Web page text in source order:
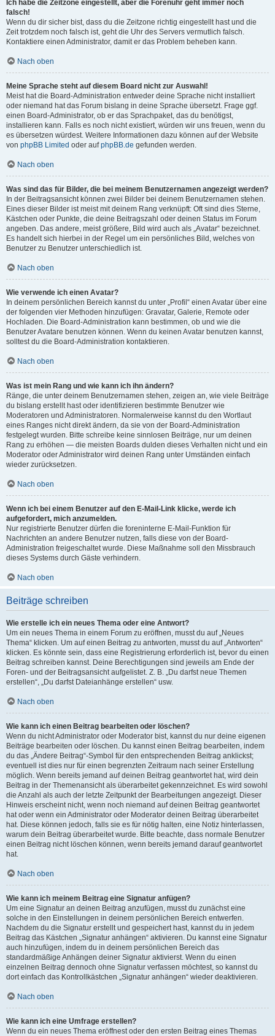
Ich habe die Zeitzone eingestellt, aber die Forenuhr geht immer noch
falsch!
Wenn du dir sicher bist, dass du die Zeitzone richtig eingestellt hast und die
Zeit trotzdem noch falsch ist, geht die Uhr des Servers vermutlich falsch.
Kontaktiere einen Administrator, damit er das Problem beheben kann.
Nach oben
Meine Sprache steht auf diesem Board nicht zur Auswahl!
Meist hat die Board-Administration entweder deine Sprache nicht installiert
oder niemand hat das Forum bislang in deine Sprache übersetzt. Frage ggf.
einen Board-Administrator, ob er das Sprachpaket, das du benötigst,
installieren kann. Falls es noch nicht existiert, würden wir uns freuen, wenn du
es übersetzen würdest. Weitere Informationen dazu können auf der Website
von phpBB Limited oder aufphpBB.de gefunden werden.
Nach oben
Was sind das für Bilder, die bei meinem Benutzernamen angezeigt werden?
In der Beitragsansicht können zwei Bilder bei deinem Benutzernamen stehen.
Eines dieser Bilder ist meist mit deinem Rang verknüpft: Oft sind dies Sterne,
Kästchen oder Punkte, die deine Beitragszahl oder deinen Status im Forum
angeben. Das andere, meist größere, Bild wird auch als „Avatar“ bezeichnet.
Es handelt sich hierbei in der Regel um ein persönliches Bild, welches von
Benutzer zu Benutzer unterschiedlich ist.
Nach oben
Wie verwende ich einen Avatar?
In deinem persönlichen Bereich kannst du unter „Profil“ einen Avatar über eine
der folgenden vier Methoden hinzufügen: Gravatar, Galerie, Remote oder
Hochladen. Die Board-Administration kann bestimmen, ob und wie die
Benutzer Avatare benutzen können. Wenn du keinen Avatar benutzen kannst,
solltest du die Board-Administration kontaktieren.
Nach oben
Was ist mein Rang und wie kann ich ihn ändern?
Ränge, die unter deinem Benutzernamen stehen, zeigen an, wie viele Beiträge
du bislang erstellt hast oder identifizieren bestimmte Benutzer wie
Moderatoren und Administratoren. Normalerweise kannst du den Wortlaut
eines Ranges nicht direkt ändern, da sie von der Board-Administration
festgelegt wurden. Bitte schreibe keine sinnlosen Beiträge, nur um deinen
Rang zu erhöhen — die meisten Boards dulden dieses Verhalten nicht und ein
Moderator oder Administrator wird deinen Rang unter Umständen einfach
wieder zurücksetzen.
Nach oben
Wenn ich bei einem Benutzer auf den E-Mail-Link klicke, werde ich
aufgefordert, mich anzumelden.
Nur registrierte Benutzer dürfen die foreninterne E-Mail-Funktion für
Nachrichten an andere Benutzer nutzen, falls diese von der Board-
Administration freigeschaltet wurde. Diese Maßnahme soll den Missbrauch
dieses Systems durch Gäste verhindern.
Nach oben
Beiträge schreiben
Wie erstelle ich ein neues Thema oder eine Antwort?
Um ein neues Thema in einem Forum zu eröffnen, musst du auf „Neues
Thema“ klicken. Um auf einen Beitrag zu antworten, musst du auf „Antworten“
klicken. Es könnte sein, dass eine Registrierung erforderlich ist, bevor du einen
Beitrag schreiben kannst. Deine Berechtigungen sind jeweils am Ende der
Foren- und der Beitragsansicht aufgelistet. Z. B. „Du darfst neue Themen
erstellen“, „Du darfst Dateianhänge erstellen“ usw.
Nach oben
Wie kann ich einen Beitrag bearbeiten oder löschen?
Wenn du nicht Administrator oder Moderator bist, kannst du nur deine eigenen
Beiträge bearbeiten oder löschen. Du kannst einen Beitrag bearbeiten, indem
du das „Ändere Beitrag“-Symbol für den entsprechenden Beitrag anklickst;
eventuell ist dies nur für einen begrenzten Zeitraum nach seiner Erstellung
möglich. Wenn bereits jemand auf deinen Beitrag geantwortet hat, wird dein
Beitrag in der Themenansicht als überarbeitet gekennzeichnet. Es wird sowohl
die Anzahl als auch der letzte Zeitpunkt der Bearbeitungen angezeigt. Dieser
Hinweis erscheint nicht, wenn noch niemand auf deinen Beitrag geantwortet
hat oder wenn ein Administrator oder Moderator deinen Beitrag überarbeitet
hat. Diese können jedoch, falls sie es für nötig halten, eine Notiz hinterlassen,
warum dein Beitrag überarbeitet wurde. Bitte beachte, dass normale Benutzer
einen Beitrag nicht löschen können, wenn bereits jemand darauf geantwortet
hat.
Nach oben
Wie kann ich meinem Beitrag eine Signatur anfügen?
Um eine Signatur an deinen Beitrag anzufügen, musst du zunächst eine
solche in den Einstellungen in deinem persönlichen Bereich entwerfen.
Nachdem du die Signatur erstellt und gespeichert hast, kannst du in jedem
Beitrag das Kästchen „Signatur anhängen“ aktivieren. Du kannst eine Signatur
auch hinzufügen, indem du in deinem persönlichen Bereich das
standardmäßige Anhängen deiner Signatur aktivierst. Wenn du einen
einzelnen Beitrag dennoch ohne Signatur verfassen möchtest, so kannst du
dort einfach das Kontrollkästchen „Signatur anhängen“ wieder deaktivieren.
Nach oben
Wie kann ich eine Umfrage erstellen?
Wenn du ein neues Thema eröffnest oder den ersten Beitrag eines Themas